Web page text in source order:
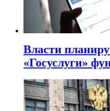
Власти
«Госуслуги»